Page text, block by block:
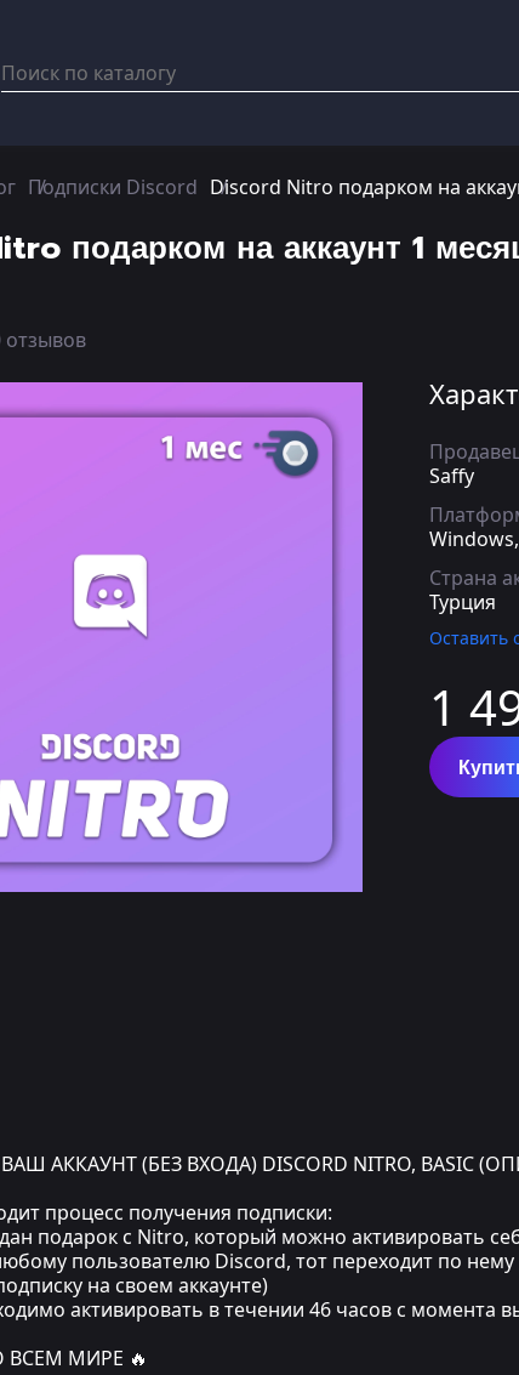
Подписки Discord Discord Nitro подарком на
подарком на аккаунт 1
отзывов
Saffy
Страна
Турция
Оставить
1
АККАУНТ (БЕЗ ВХОДА) DISCORD NITRO, BASIC
процесс получения подписки:
подарок с Nitro, который можно активировать
пользователю Discord, тот переходит по
на своем аккаунте)
активировать в течении 46 часов с момента
ВСЕМ МИРЕ 🔥